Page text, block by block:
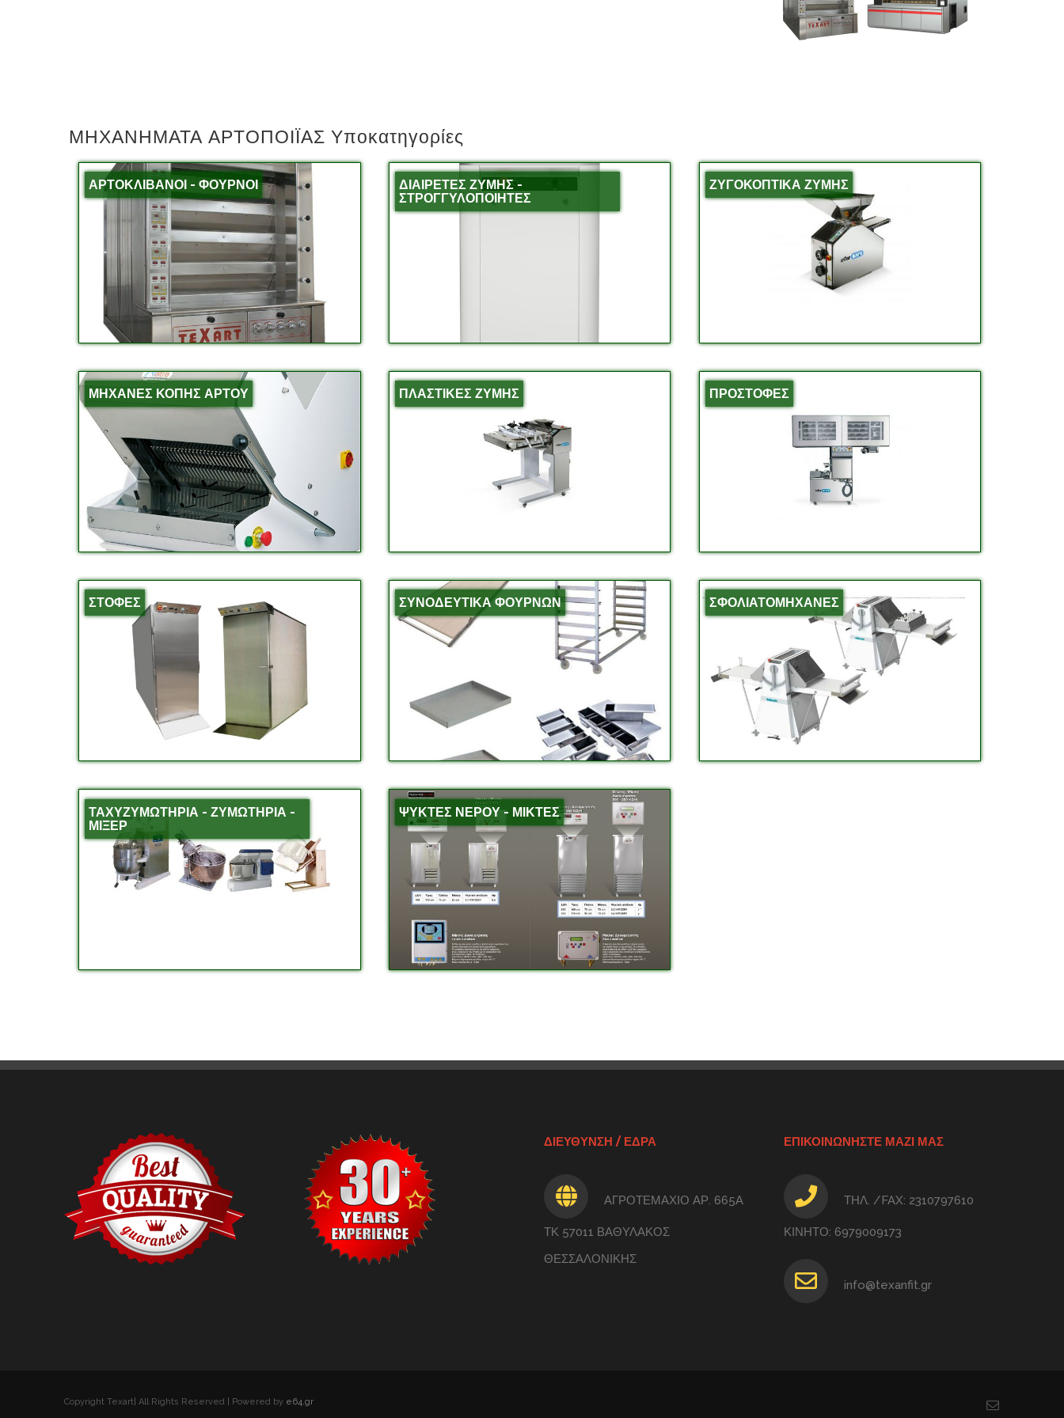
ΜΗΧΑΝΗΜΑΤΑ ΑΡΤΟΠΟΙΪΑΣ Υποκατηγορίες
ΑΡΤΟΚΛΙΒΑΝΟΙ - ΦΟΥΡΝΟΙ
ΔΙΑΙΡΕΤΕΣ ΖΥΜΗΣ -
ΣΤΡΟΓΓΥΛΟΠΟΙΗΤΕΣ
ΖΥΓΟΚΟΠΤΙΚΑ ΖΥΜΗΣ
ΜΗΧΑΝΕΣ ΚΟΠΗΣ ΑΡΤΟΥ ΠΛΑΣΤΙΚΕΣ ΖΥΜΗΣ ΠΡΟΣΤΟΦΕΣ
ΣΤΟΦΕΣ ΣΥΝΟΔΕΥΤΙΚΑ ΦΟΥΡΝΩΝ ΣΦΟΛΙΑΤΟΜΗΧΑΝΕΣ
ΤΑΧΥΖΥΜΩΤΗΡΙΑ - ΖΥΜΩΤΗΡΙΑ -
ΜΙΞΕΡ
ΨΥΚΤΕΣ ΝΕΡΟΥ - ΜΙΚΤΕΣ
ΔΙΕΥΘΥΝΣΗ / ΕΔΡΑ
ΑΓΡΟΤΕΜΑΧΙΟ ΑΡ. 665Α
ΤΚ 57011 ΒΑΘΥΛΑΚΟΣ
ΘΕΣΣΑΛΟΝΙΚΗΣ
ΕΠΙΚΟΙΝΩΝΗΣΤΕ ΜΑΖΙ ΜΑΣ
ΤΗΛ. /FAX: 2310797610
ΚΙΝΗΤΟ: 6979009173
info@texanfit.gr
Copyright Texart| All Rights Reserved | Powered by e64.gr Email